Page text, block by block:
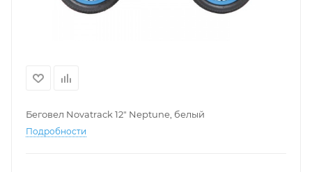
Беговел Novatrack 12" Neptune, белый
Подробности